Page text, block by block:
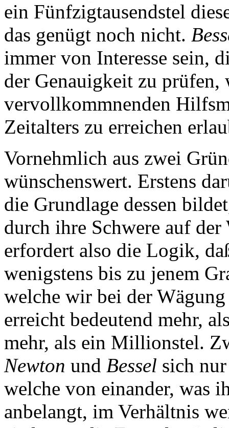
ein Fünfzigtausendstel
das genügt noch nicht.
immer von Interesse sein,
der Genauigkeit zu prüfen,
vervollkommnenden
Zeitalters zu erreichen
Vornehmlich aus zwei
wünschenswert. Erstens
die Grundlage dessen
durch ihre Schwere auf der
erfordert also die Logik,
wenigstens bis zu jenem
welche wir bei der
erreicht bedeutend mehr,
mehr, als ein Millionstel.
Newton und Bessel sich
welche von einander, was
anbelangt, im Verhältnis